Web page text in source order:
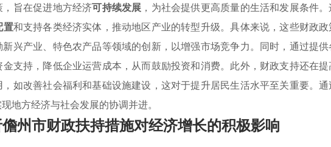
旨在促进地方经济可持续发展 ，为社会提供更高质量的生活和发展条件
置和支持各类经济实体，推动地区产业的转型升级。具体来说，这些财政
新兴产业、特色农产品等领域的创新，以增强市场竞争力。同时，通过提
金支持，降低企业运营成本，从而鼓励投资和消费。此外，财政支持还在
如改善社会福利和基础设施建设，这对于提升居民生活水平至关重要。
地方经济与社会发展的协调并进。
州市财政扶持措施对经济增长的积极影响